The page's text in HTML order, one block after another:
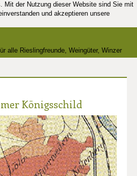
Mit der Nutzung dieser Website sind Sie mit
und akzeptieren unsere
alle Rieslingfreunde, Weingüter, Winzer
Königsschild